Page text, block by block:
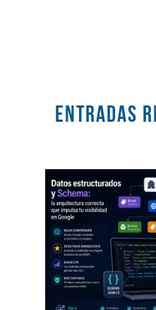
Entradas